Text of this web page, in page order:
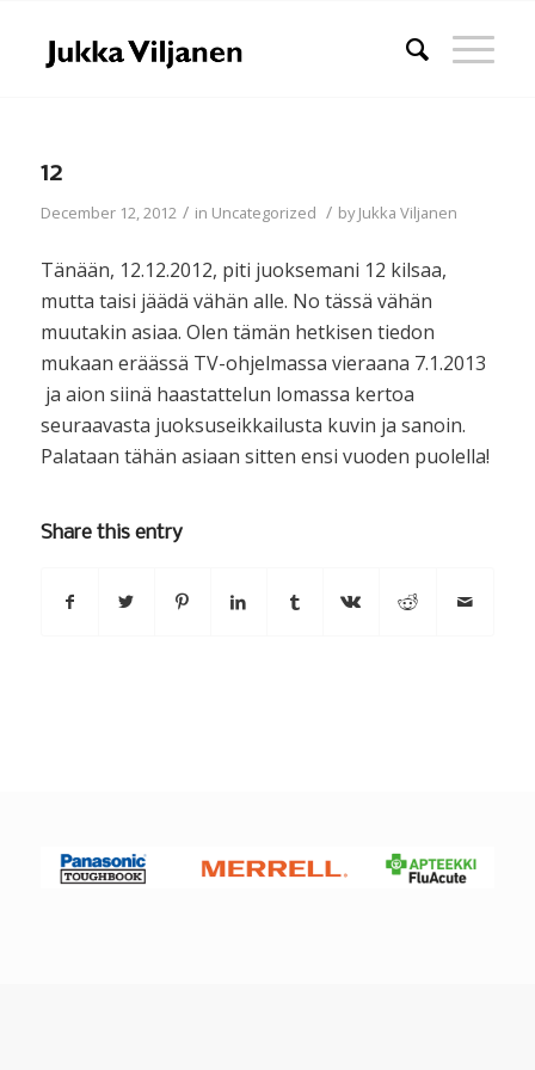
12
December 12, 2012 / in Uncategorized / byJukka Viljanen
Tänään, 12.12.2012, piti juoksemani 12 kilsaa,
mutta taisi jäädä vähän alle. No tässä vähän
muutakin asiaa. Olen tämän hetkisen tiedon
mukaan eräässä TV-ohjelmassa vieraana 7.1.2013
ja aion siinä haastattelun lomassa kertoa
seuraavasta juoksuseikkailusta kuvin ja sanoin.
Palataan tähän asiaan sitten ensi vuoden puolella!
Share this entry